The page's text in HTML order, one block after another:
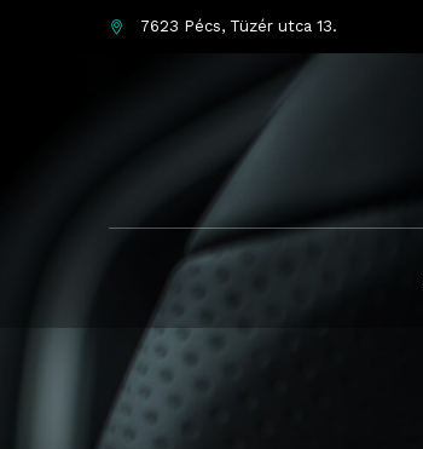
7623 Pécs, Tüzér utca 13.